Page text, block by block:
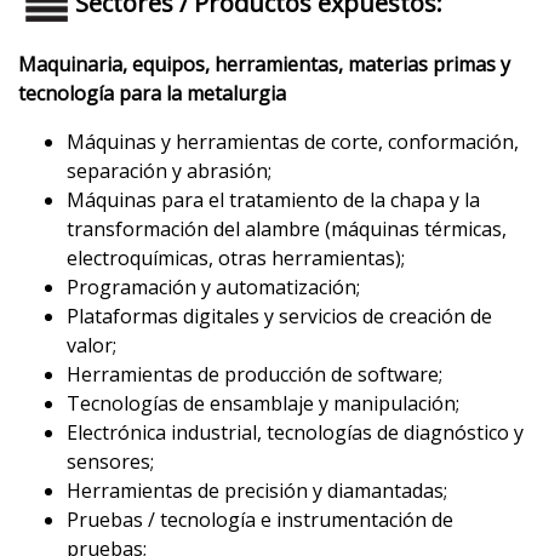
Maquinaria, equipos, herramientas, materias primas y
tecnología para la metalurgia
Máquinas y herramientas de corte, conformación,
separación y abrasión;
Máquinas para el tratamiento de la chapa y la
transformación del alambre (máquinas térmicas,
electroquímicas, otras herramientas);
Programación y automatización;
Plataformas digitales y servicios de creación de
valor;
Herramientas de producción de software;
Tecnologías de ensamblaje y manipulación;
Electrónica industrial, tecnologías de diagnóstico y
sensores;
Herramientas de precisión y diamantadas;
Pruebas / tecnología e instrumentación de
pruebas;